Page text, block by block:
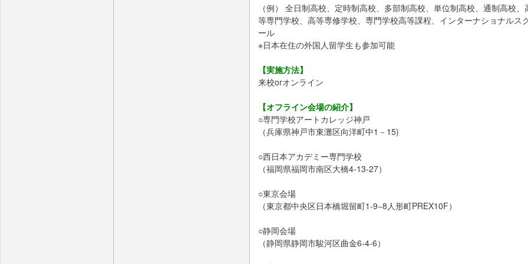
（例） 全日制高校、定時制高校、多部制高校、単位制高校、通制高校、
等専門学校、高等専修学校、専門学校高等課程、インターナショナルス
ール
※日本在住の外国人留学生も参加可能
【実施方法】
来校orオンライン
【オフライン会場の紹介】
○専門学校アートカレッジ神戸
（兵庫県神戸市東灘区向洋町中1－15)
○西日本アカデミー専門学校
（福岡県福岡市南区大橋4-13-27）
○東京会場
（東京都中央区日本橋堀留町1-9−8人形町PREX10F）
○静岡会場
（静岡県静岡市駿河区曲金6-4-6）